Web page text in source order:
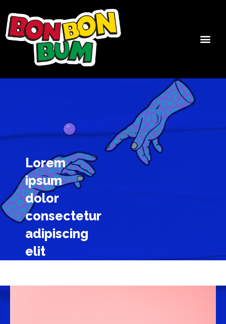
Lorem
ipsum
dolor
consectetur
adipiscing
elit